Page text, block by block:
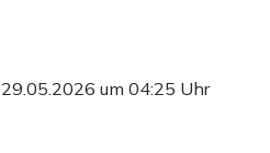
29.05.2026 um 04:25 Uhr